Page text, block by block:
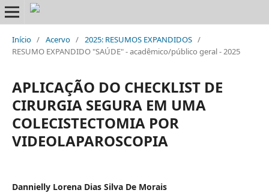
Início / Acervo / 2025: RESUMOS EXPANDIDOS /
RESUMO EXPANDIDO "SAÚDE" - acadêmico/público geral - 2025
APLICAÇÃO DO CHECKLIST DE
CIRURGIA SEGURA EM UMA
COLECISTECTOMIA POR
VIDEOLAPAROSCOPIA
Dannielly Lorena Dias Silva De Morais